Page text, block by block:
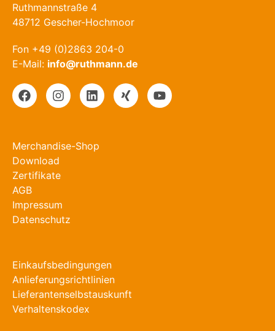
Ruthmannstraße 4
48712 Gescher-Hochmoor
Fon +49 (0)2863 204-0
E-Mail: info@ruthmann.de
Merchandise-Shop
Download
Zertifikate
AGB
Impressum
Datenschutz
Einkaufsbedingungen
Anlieferungsrichtlinien
Lieferantenselbstauskunft
Verhaltenskodex